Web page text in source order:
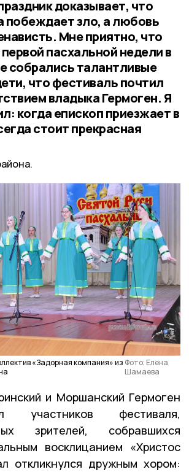
доказывает, что
побеждает зло, а любовь
Мне приятно, что
пасхальной недели в
собрались талантливые
что фестиваль почтил
владыка Гермоген. Я
когда епископ приезжает в
стоит прекрасная
«Задорная компания» из Фото: Елена
Шамаева
и Моршанский Гермоген
участников фестиваля,
зрителей, собравшихся
восклицанием «Христос
откликнулся дружным хором: